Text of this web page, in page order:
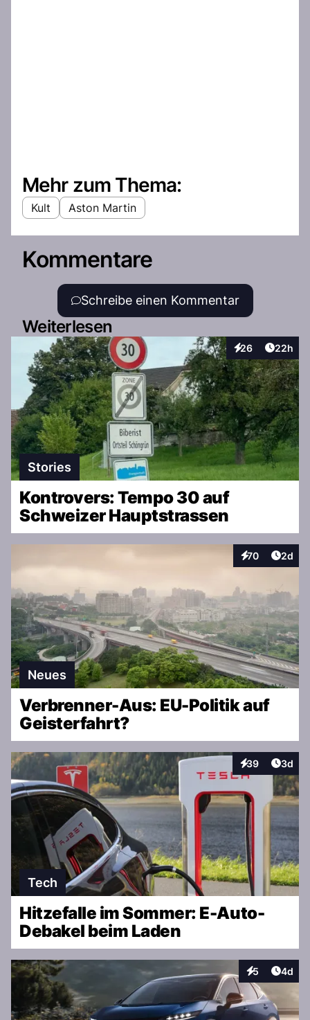
Mehr zum Thema:
Kult Aston Martin
Kommentare
Schreibe einen Kommentar
Weiterlesen
26
Interaktionen
Artikel
22h
Stories
Kontrovers: Tempo 30 auf
Schweizer Hauptstrassen
70
Interaktionen
2d
Neues
Verbrenner-Aus: EU-Politik auf
Geisterfahrt?
39
Interaktionen
3d
Tech
Hitzefalle im Sommer: E-Auto-
Debakel beim Laden
5
Interaktionen
4d